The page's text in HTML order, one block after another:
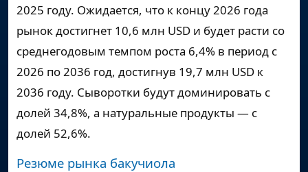
2025 году. Ожидается, что к концу 2026 года
рынок достигнет 10,6 млн USD и будет расти со
среднегодовым темпом роста 6,4% в период с
2026 по 2036 год, достигнув 19,7 млн USD к
2036 году. Сыворотки будут доминировать с
долей 34,8%, а натуральные продукты — с
долей 52,6%.
Резюме рынка бакучиола